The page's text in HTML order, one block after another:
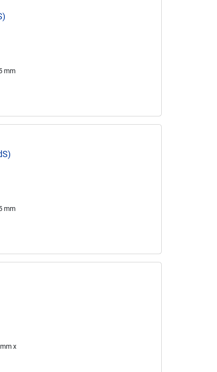
mm
mm
x